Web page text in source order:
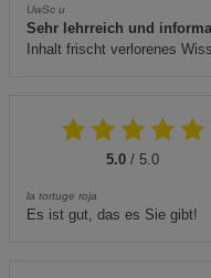
UwSc u
Sehr lehrreich und
Inhalt frischt verlorenes
5.0 / 5.0
la tortuge roja
Es ist gut, das es Sie gibt!